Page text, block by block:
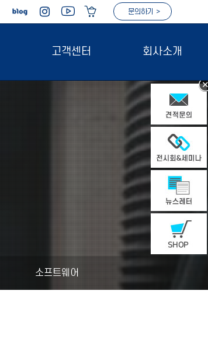
문의하기 >
고객센터 회사소개
소프트웨어